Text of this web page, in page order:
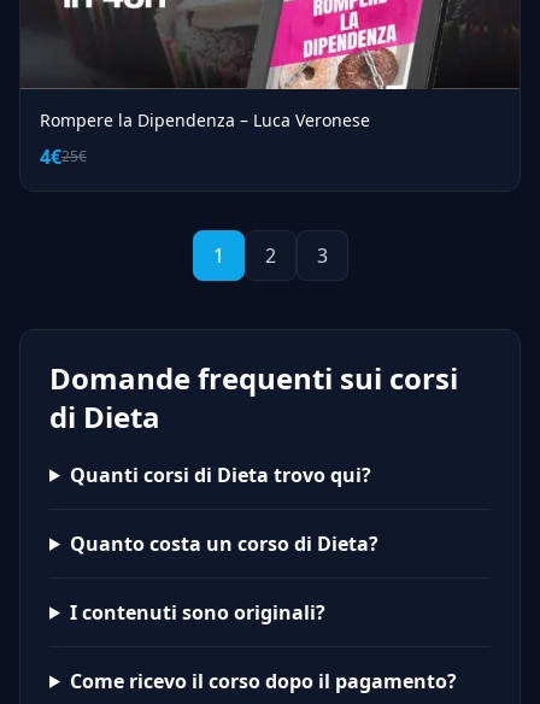
Rompere la Dipendenza – Luca Veronese
4€25€
1 2 3
Domande frequenti sui corsi
di Dieta
Quanti corsi di Dieta trovo qui?
Quanto costa un corso di Dieta?
I contenuti sono originali?
Come ricevo il corso dopo il pagamento?